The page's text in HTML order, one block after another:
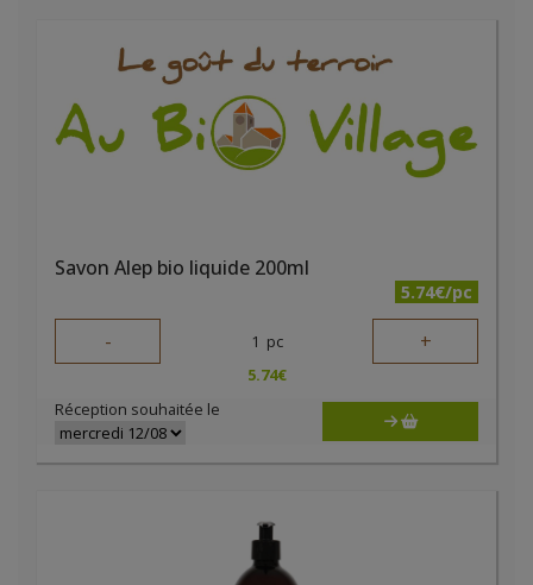
Savon Alep bio liquide 200ml
5.74€/pc
- 1 pc +
5.74€
Réception souhaitée le